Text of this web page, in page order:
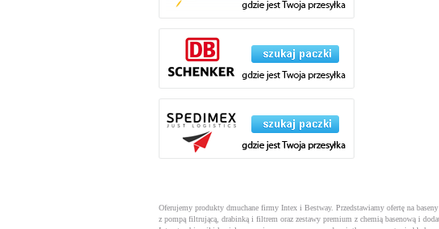
Oferujemy produkty dmuchane firmy Intex i Bestway. Przedstawiamy ofertę na
z pompą filtrującą, drabinką i filtrem oraz zestawy premium z chemią basenową i